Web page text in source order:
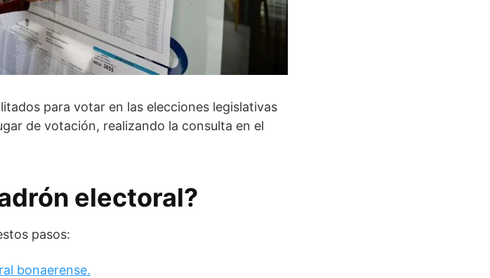
para votar en las elecciones legislativas
de votación, realizando la consulta en el
electoral?
pasos:
bonaerense.